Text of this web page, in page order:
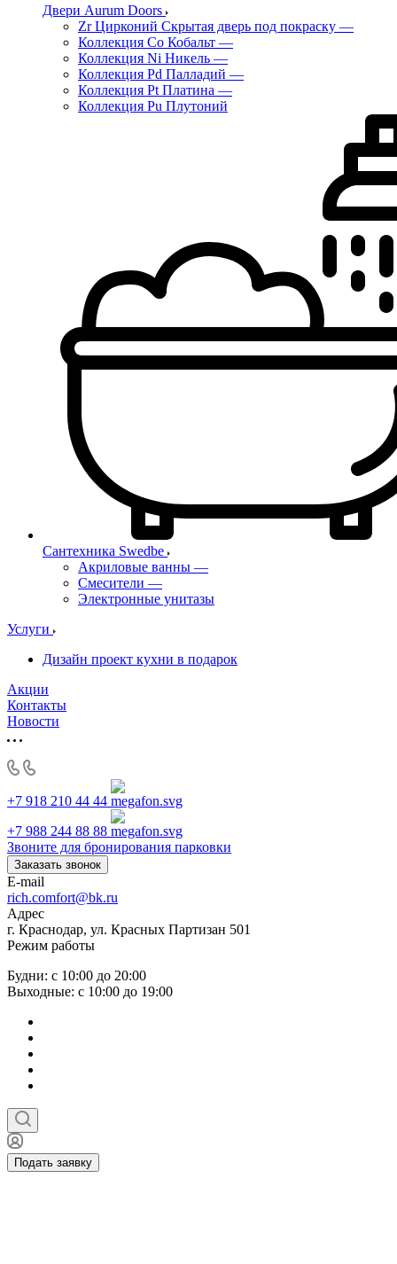
Двери Aurum Doors
Zr Цирконий Скрытая дверь под покраску —
Коллекция Co Кобальт —
Коллекция Ni Никель —
Коллекция Pd Палладий —
Коллекция Pt Платина —
Коллекция Pu Плутоний
Сантехника Swedbe
Акриловые ванны —
Смесители —
Электронные унитазы
Услуги
Дизайн проект кухни в подарок
Акции
Контакты
Новости
+7 918 210 44 44
+7 988 244 88 88
Звоните для бронирования парковки
Заказать звонок
E-mail
rich.comfort@bk.ru
Адрес
г. Краснодар, ул. Красных Партизан 501
Режим работы
Будни: с 10:00 до 20:00
Выходные: с 10:00 до 19:00
Подать заявку